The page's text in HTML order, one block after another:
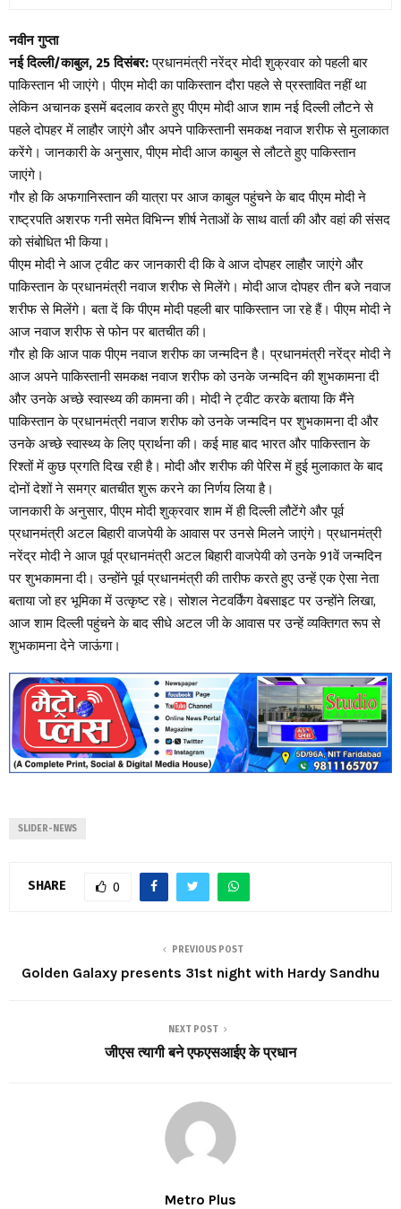
नवीन गुप्ता
नई दिल्‍ली/काबुल, 25 दिसंबर:प्रधानमंत्री नरेंद्र मोदी शुक्रवार को पहली बार
पाकिस्‍तान भी जाएंगे। पीएम मोदी का पाकिस्‍तान दौरा पहले से प्रस्‍तावित नहीं था
लेकिन अचानक इसमें बदलाव करते हुए पीएम मोदी आज शाम नई दिल्‍ली लौटने से
पहले दोपहर में लाहौर जाएंगे और अपने पाकिस्‍तानी समकक्ष नवाज शरीफ से मुलाकात
करेंगे। जानकारी के अनुसार, पीएम मोदी आज काबुल से लौटते हुए पाकिस्‍तान
जाएंगे।
गौर हो कि अफगानिस्तान की यात्रा पर आज काबुल पहुंचने के बाद पीएम मोदी ने
राष्ट्रपति अशरफ गनी समेत विभिन्न शीर्ष नेताओं के साथ वार्ता की और वहां की संसद
को संबोधित भी किया।
पीएम मोदी ने आज ट्वीट कर जानकारी दी कि वे आज दोपहर लाहौर जाएंगे और
पाकिस्‍तान के प्रधानमंत्री नवाज शरीफ से मिलेंगे। मोदी आज दोपहर तीन बजे नवाज
शरीफ से मिलेंगे। बता दें कि पीएम मोदी पहली बार पाकिस्‍तान जा रहे हैं। पीएम मोदी ने
आज नवाज शरीफ से फोन पर बातचीत की।
गौर हो कि आज पाक पीएम नवाज शरीफ का जन्‍मदिन है। प्रधानमंत्री नरेंद्र मोदी ने
आज अपने पाकिस्तानी समकक्ष नवाज शरीफ को उनके जन्मदिन की शुभकामना दी
और उनके अच्छे स्वास्थ्य की कामना की। मोदी ने ट्वीट करके बताया कि मैंने
पाकिस्तान के प्रधानमंत्री नवाज शरीफ को उनके जन्मदिन पर शुभकामना दी और
उनके अच्छे स्वास्थ्य के लिए प्रार्थना की। कई माह बाद भारत और पाकिस्तान के
रिश्तों में कुछ प्रगति दिख रही है। मोदी और शरीफ की पेरिस में हुई मुलाकात के बाद
दोनों देशों ने समग्र बातचीत शुरू करने का निर्णय लिया है।
जानकारी के अनुसार, पीएम मोदी शुक्रवार शाम में ही दिल्‍ली लौटेंगे और पूर्व
प्रधानमंत्री अटल बिहारी वाजपेयी के आवास पर उनसे मिलने जाएंगे। प्रधानमंत्री
नरेंद्र मोदी ने आज पूर्व प्रधानमंत्री अटल बिहारी वाजपेयी को उनके 91वें जन्मदिन
पर शुभकामना दी। उन्होंने पूर्व प्रधानमंत्री की तारीफ करते हुए उन्हें एक ऐसा नेता
बताया जो हर भूमिका में उत्कृष्ट रहे। सोशल नेटवर्किंग वेबसाइट पर उन्होंने लिखा,
आज शाम दिल्ली पहुंचने के बाद सीधे अटल जी के आवास पर उन्हें व्यक्तिगत रूप से
शुभकामना देने जाऊंगा।
SLIDER-NEWS
SHARE 0
PREVIOUS POST
Golden Galaxy presents 31st night with Hardy Sandhu
NEXT POST
जीएस त्यागी बने एफएसआईए के प्रधान
Metro Plus